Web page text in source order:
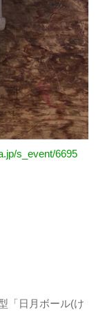
s_event/6695
「日月ボール(け